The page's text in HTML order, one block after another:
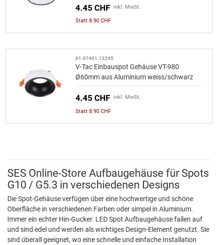
4.45 CHF inkl. MwSt.
Statt 8.90 CHF
61.07401.12245
V-Tac Einbauspot Gehäuse VT-980
Ø60mm aus Aluminium weiss/schwarz
4.45 CHF inkl. MwSt.
Statt 8.90 CHF
SES Online-Store Aufbaugehäuse für Spots
G10 / G5.3 in verschiedenen Designs
Die Spot-Gehäuse verfügen über eine hochwertige und schöne
Oberfläche in verschiedenen Farben oder simpel in Aluminium.
Immer ein echter Hin-Gucker. LED Spot Aufbaugehäuse fallen auf
und sind edel und werden als wichtiges Design-Element genutzt. Sie
sind überall geeignet, wo eine schnelle und einfache Installation